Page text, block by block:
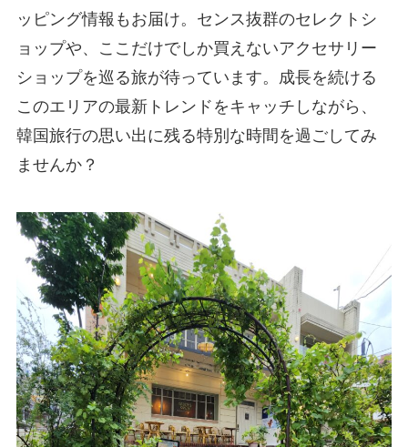
ッピング情報もお届け。センス抜群のセレクトシ
ョップや、ここだけでしか買えないアクセサリー
ショップを巡る旅が待っています。成長を続ける
このエリアの最新トレンドをキャッチしながら、
韓国旅行の思い出に残る特別な時間を過ごしてみ
ませんか？